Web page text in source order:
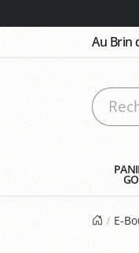
Au Brin
E-